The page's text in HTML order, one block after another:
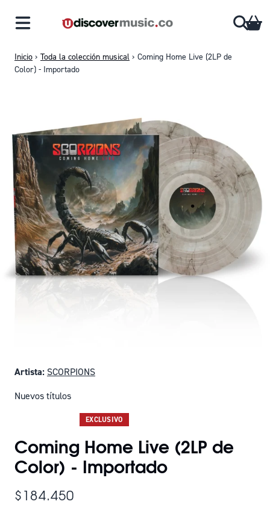
Inicio › Toda la colección musical › Coming Home Live (2LP de
Color) - Importado
Artista: SCORPIONS
Nuevos títulos
EXCLUSIVO
Coming Home Live (2LP de
Color) - Importado
$184.450